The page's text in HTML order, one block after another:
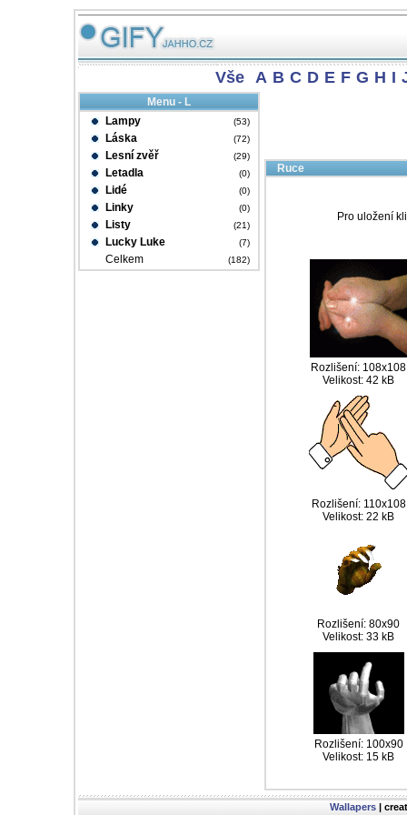
Vše A B C D E F G H I
Menu - L
Lampy
(53)
Láska (72)
Lesní zvěř (29)
Letadla (0)
Lidé (0)
Linky (0)
Listy (21)
Lucky Luke (7)
Celkem (182)
Ruce
Pro uložení
Rozlišení: 108x108
Velikost: 42 kB
Rozlišení: 110x108
Velikost: 22 kB
Rozlišení: 80x90
Velikost: 33 kB
Rozlišení: 100x90
Velikost: 15 kB
Wallapers |